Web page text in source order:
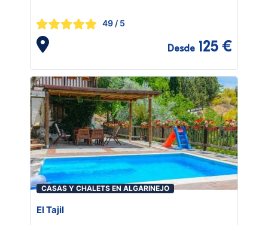
49 / 5
Desde 125 €
CASAS Y CHALETS EN ALGARINEJO
El Tajil